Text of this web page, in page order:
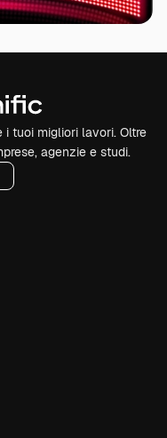
i tuoi migliori lavori. Oltre
agenzie e studi.